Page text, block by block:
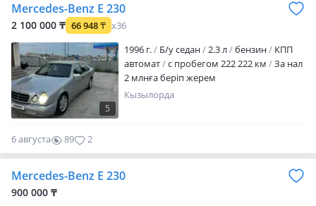
Mercedes-Benz E 230
2 100 000 ₸ 66 948₸ x36
5
1996 г. Б/у седан 2.3 л бензин
КПП
автомат
с пробегом 222 222 км
За нал
2 млнға беріп жерем
Кызылорда
6 августа 89 2
Mercedes-Benz E 230
900 000 ₸